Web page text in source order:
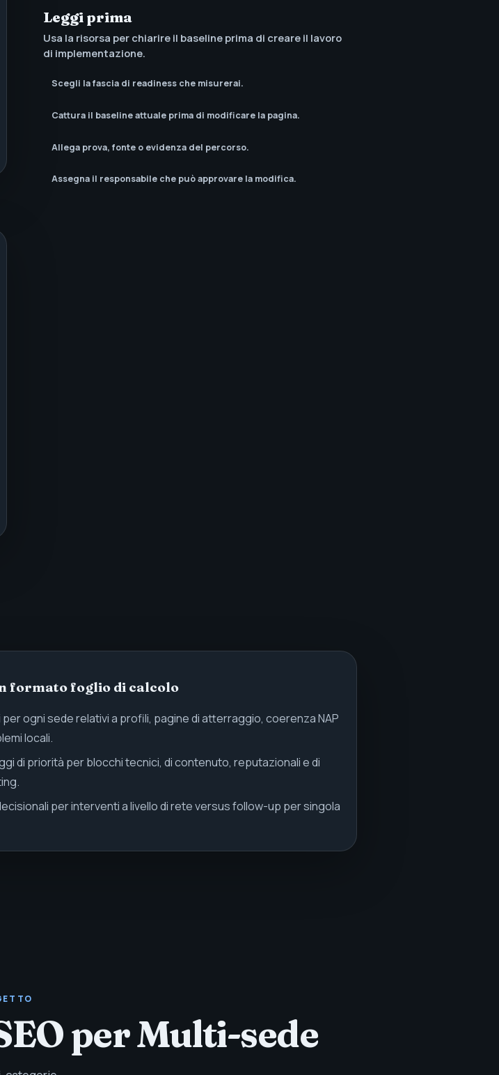
Leggi prima
Usa la risorsa per chiarire il baseline prima di creare il lavoro
di implementazione.
Scegli la fascia di readiness che misurerai.
Cattura il baseline attuale prima di modificare la pagina.
Allega prova, fonte o evidenza del percorso.
Assegna il responsabile che può approvare la modifica.
formato foglio di calcolo
per ogni sede relativi a profili, pagine di atterraggio, coerenza NAP
locali.
di priorità per blocchi tecnici, di contenuto, reputazionali e di
per interventi a livello di rete versus follow-up per singola
per Multi-sede